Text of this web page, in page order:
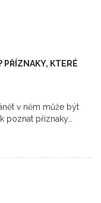
KTERÉ
v něm může být
poznat příznaky